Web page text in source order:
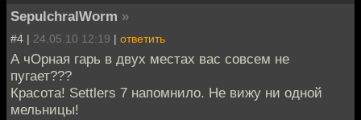
SepulchralWorm »
#4 | 24.05.10 12:19 | ответить
А чОрная гарь в двух местах вас совсем не
пугает???
Красота! Settlers 7 напомнило. Не вижу ни одной
мельницы!